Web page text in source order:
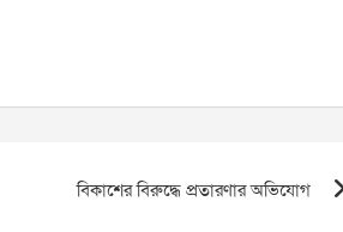
বিকাশের বিরুদ্ধে প্রতারণার অভিযোগ